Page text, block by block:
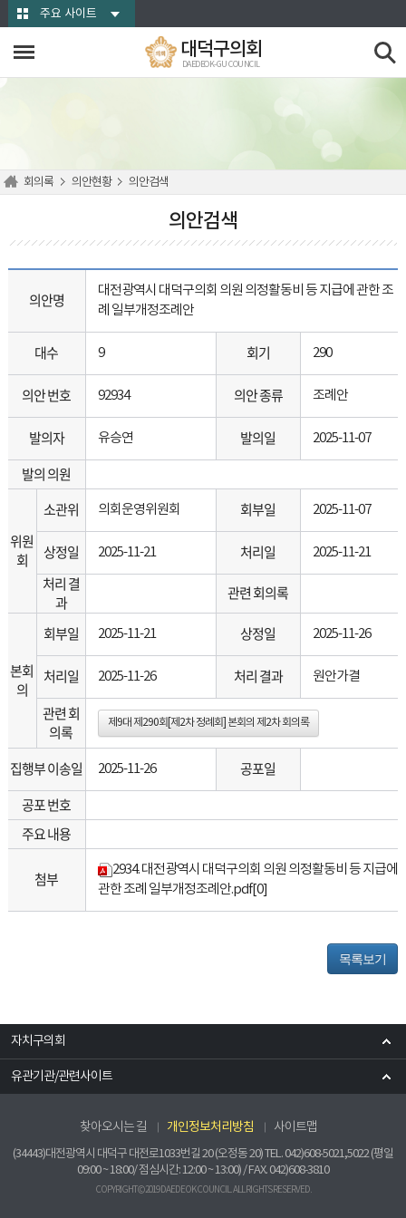
본문바로가기주요 사이트
대덕구의회
DAEDEOK-GU COUNCIL
회의록 의안현황 의안검색
의안검색
의안명
대전광역시 대덕구의회 의원 의정활동비 등 지급에 관한 조
례 일부개정조례안
대수 9 회기 290
의안 번호 92934 의안 종류 조례안
발의자 유승연 발의일 2025-11-07
발의 의원
위원
회
소관위 의회운영위원회 회부일 2025-11-07
상정일 2025-11-21 처리일 2025-11-21
처리 결
과
관련 회의록
본회
의
회부일 2025-11-21 상정일 2025-11-26
처리일 2025-11-26 처리 결과 원안가결
관련 회
의록
제9대 제290회[제2차 정례회] 본회의 제2차 회의록
집행부 이송일 2025-11-26
공포일
공포 번호
주요 내용
첨부
2934. 대전광역시 대덕구의회 의원 의정활동비 등 지급에
관한 조례 일부개정조례안.pdf[0]
목록보기
자치구의회
유관기관/관련사이트
찾아오시는 길 개인정보처리방침 사이트맵
(34443)대전광역시 대덕구 대전로1033번길 20 (오정동 20) TEL. 042)608-5021,5022 (평일
09:00 ~ 18:00/ 점심시간: 12:00 ~ 13:00) / FAX. 042)608-3810
COPYRIGHT © 2019 DAEDEOK COUNCIL. ALL RIGHTS RESERVED.